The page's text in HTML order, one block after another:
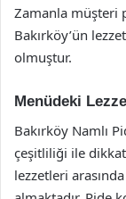
Zamanla müşteri
Bakırköy’ün
olmuştur.
Menüdeki
Bakırköy Namlı
çeşitliliği ile
lezzetleri